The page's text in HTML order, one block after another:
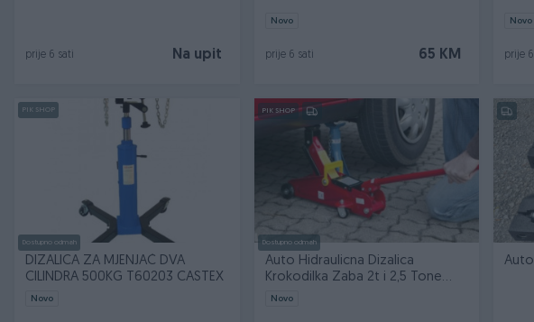
Na upit
prije 6 sati
Novo
65 KM
prije 6 sati
Novo
prije
PIK SHOP
Dostupno odmah
DIZALICA ZA MJENJAČ DVA
CILINDRA 500KG T60203 CASTEX
Novo
PIK SHOP
Dostupno odmah
Auto Hidraulicna Dizalica
Krokodilka Zaba 2t i 2,5 Tone
Krokodil
Novo